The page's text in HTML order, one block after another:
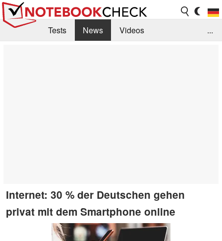
Tests News
Videos
...
Internet: 30 % der Deutschen gehen
privat mit dem Smartphone online